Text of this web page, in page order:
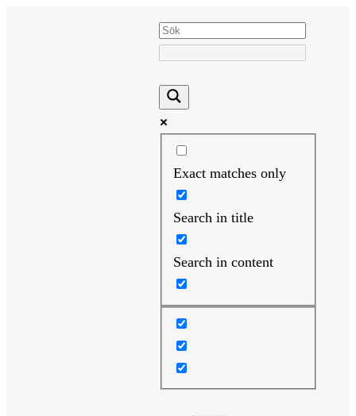
Exact matches only
Search in title
Search in content